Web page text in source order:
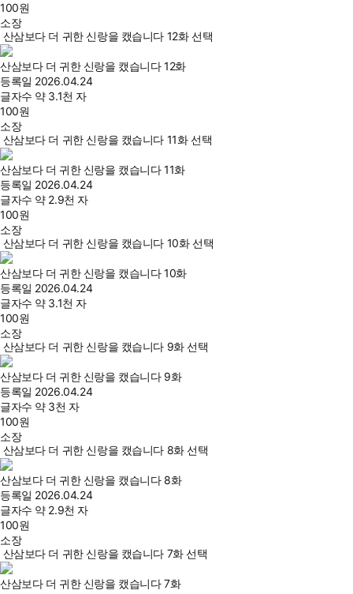
100원
소장
산삼보다 더 귀한 신랑을 캤습니다 12화 선택
산삼보다 더 귀한 신랑을 캤습니다 12화
등록일 2026.04.24
글자수 약 3.1천 자
100원
소장
산삼보다 더 귀한 신랑을 캤습니다 11화 선택
산삼보다 더 귀한 신랑을 캤습니다 11화
등록일 2026.04.24
글자수 약 2.9천 자
100원
소장
산삼보다 더 귀한 신랑을 캤습니다 10화 선택
산삼보다 더 귀한 신랑을 캤습니다 10화
등록일 2026.04.24
글자수 약 3.1천 자
100원
소장
산삼보다 더 귀한 신랑을 캤습니다 9화 선택
산삼보다 더 귀한 신랑을 캤습니다 9화
등록일 2026.04.24
글자수 약 3천 자
100원
소장
산삼보다 더 귀한 신랑을 캤습니다 8화 선택
산삼보다 더 귀한 신랑을 캤습니다 8화
등록일 2026.04.24
글자수 약 2.9천 자
100원
소장
산삼보다 더 귀한 신랑을 캤습니다 7화 선택
산삼보다 더 귀한 신랑을 캤습니다 7화